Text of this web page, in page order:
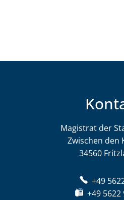
Magistrat der
Zwischen den
34560
+49
+49 5622